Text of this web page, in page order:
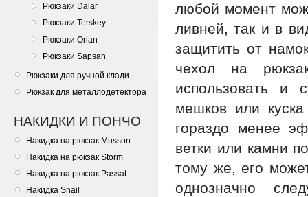
Рюкзаки Dalar
Рюкзаки Terskey
Рюкзаки Orlan
Рюкзаки Sapsan
Рюкзаки для ручной клади
Рюкзак для металлодетектора
НАКИДКИ И ПОНЧО
Накидка на рюкзак Musson
Накидка на рюкзак Storm
Накидка на рюкзак Passat
Накидка Snail
любой момент
ливней, так и в
защитить от
чехол на
использовать и
мешков или
гораздо менее
ветки или камни
тому же, его
однозначно